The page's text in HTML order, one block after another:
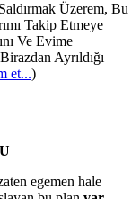
Üzerem, Bu
Takip Etmeye
Ve Evime
Ayrıldığı
et...)
egemen hale